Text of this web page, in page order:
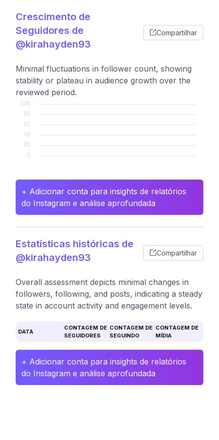
Crescimento de
Seguidores de
@kirahayden93
Compartilhar
Minimal fluctuations in follower count, showing
stability or plateau in audience growth over the
reviewed period.
+ Adicionar conta para insights de relatórios
do Instagram e análise aprofundada
Estatísticas históricas de
@kirahayden93
Compartilhar
Overall assessment depicts minimal changes in
followers, following, and posts, indicating a steady
state in account activity and engagement levels.
DATA
CONTAGEM DE
SEGUIDORES
CONTAGEM DE
SEGUINDO
CONTAGEM DE
MÍDIA
+ Adicionar conta para insights de relatórios
do Instagram e análise aprofundada